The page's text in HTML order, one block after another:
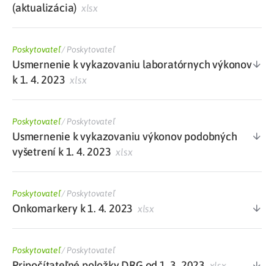
(aktualizácia) xlsx
Poskytovateľ/Poskytovateľ
Usmernenie k vykazovaniu laboratórnych výkonov
k 1. 4. 2023 xlsx
Poskytovateľ/Poskytovateľ
Usmernenie k vykazovaniu výkonov podobných
vyšetrení k 1. 4. 2023 xlsx
Poskytovateľ/Poskytovateľ
Onkomarkery k 1. 4. 2023 xlsx
Poskytovateľ/Poskytovateľ